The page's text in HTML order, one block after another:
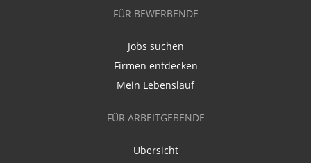
FÜR BEWERBENDE
Jobs suchen
Firmen entdecken
Mein Lebenslauf
FÜR ARBEITGEBENDE
Übersicht